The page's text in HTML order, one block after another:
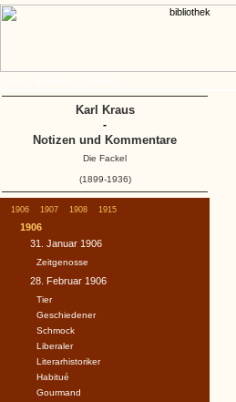
1906 1907 1908 1915
1906
31. Januar 1906
Zeitgenosse
28. Februar 1906
Tier
Geschiedener
Schmock
Liberaler
Literarhistoriker
Habitué
Gourmand
Karl Kraus
-
Notizen und Kommentare
Die Fackel
(1899-1936)